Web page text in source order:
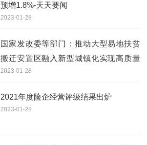
预增1.8%-天天要闻
2023-01-28
国家发改委等部门：推动大型易地扶贫
搬迁安置区融入新型城镇化实现高质量
发展
2023-01-28
2021年度险企经营评级结果出炉
2023-01-28